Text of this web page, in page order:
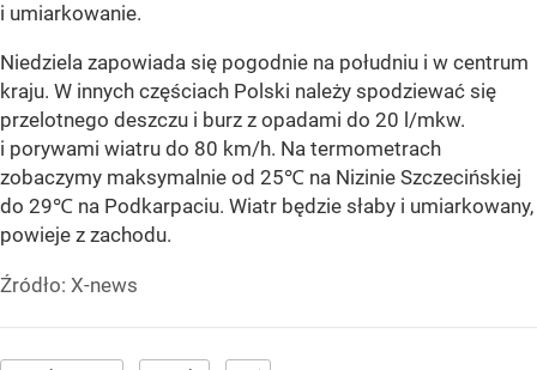
i umiarkowanie.
Niedziela zapowiada się pogodnie na południu i w centrum
kraju. W innych częściach Polski należy spodziewać się
przelotnego deszczu i burz z opadami do 20 l/mkw.
i porywami wiatru do 80 km/h. Na termometrach
zobaczymy maksymalnie od 25℃ na Nizinie Szczecińskiej
do 29℃ na Podkarpaciu. Wiatr będzie słaby i umiarkowany,
powieje z zachodu.
Źródło: X-news